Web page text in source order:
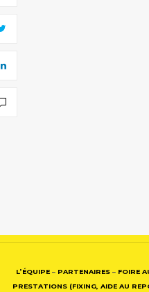
L’ÉQUIPE – PARTENAIRES – FOIRE
PRESTATIONS (FIXING, AIDE AU